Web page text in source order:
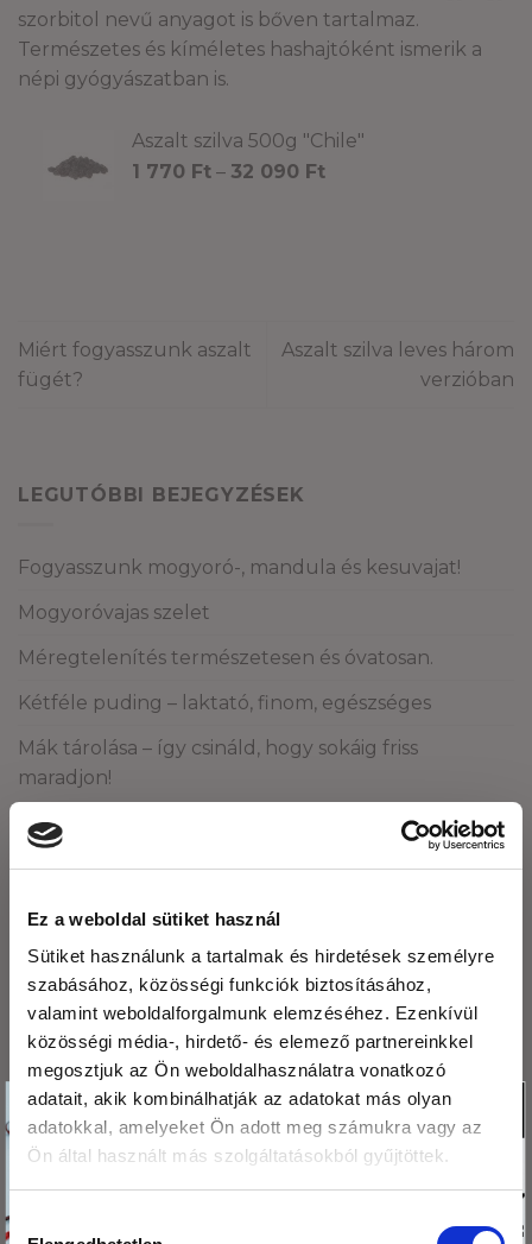
Ez a weboldal sütiket használ
Sütiket használunk a tartalmak és hirdetések személyre
szabásához, közösségi funkciók biztosításához,
valamint weboldalforgalmunk elemzéséhez. Ezenkívül
közösségi média-, hirdető- és elemező partnereinkkel
megosztjuk az Ön weboldalhasználatra vonatkozó
adatait, akik kombinálhatják az adatokat más olyan
adatokkal, amelyeket Ön adott meg számukra vagy az
Ön által használt más szolgáltatásokból gyűjtöttek.
Hozzájárulás
szorbitol nevű anyagot is bőven tartalmaz.
Természetes és kíméletes hashajtóként ismerik a
népi gyógyászatban is.
Aszalt szilva 500g "Chile"
1 770 Ft – 32 090 FtÁrtartomány:
Miért fogyasszunk aszalt
fügét?
Aszalt szilva leves három
verzióban
LEGUTÓBBI BEJEGYZÉSEK
Fogyasszunk mogyoró-, mandula és kesuvajat!
Mogyoróvajas szelet
Méregtelenítés természetesen és óvatosan.
Kétféle puding – laktató, finom, egészséges
Mák tárolása – így csináld, hogy sokáig friss
maradjon!
ARCHÍVUM
2026. augusztus
2026. július
2026. június
2026. május
2026. április
2026. március
2026. február
Köszönjük,hogy
olvasod a blogunkat!
Ezért
megajándékozunk egy
kis csomag hibiszkusz